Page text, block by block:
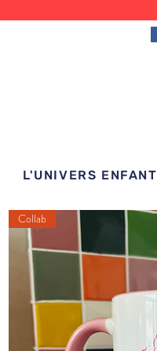
L'UNIVERS ENFANT
Collab